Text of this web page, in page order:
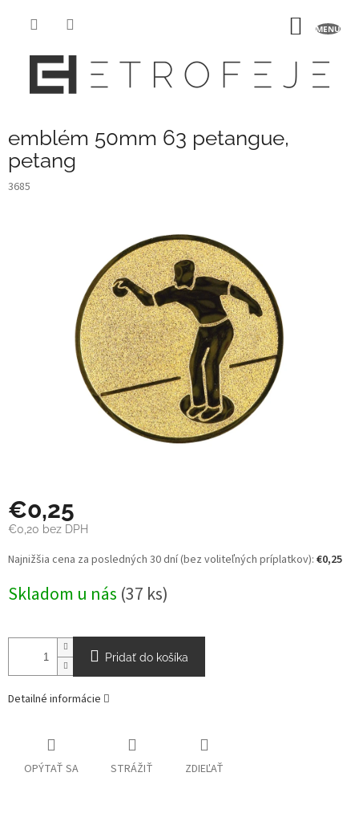
emblém 50mm 63 petangue,
petang
3685
€0,25
€0,20 bez DPH
Jednotková
cena:
Najnižšia cena za posledných 30 dní (bez voliteľných príplatkov): €0,25
Skladom u nás (37 ks)
Pridať do košíka
Detailné informácie
OPÝTAŤ SA STRÁŽIŤ ZDIEĽAŤ